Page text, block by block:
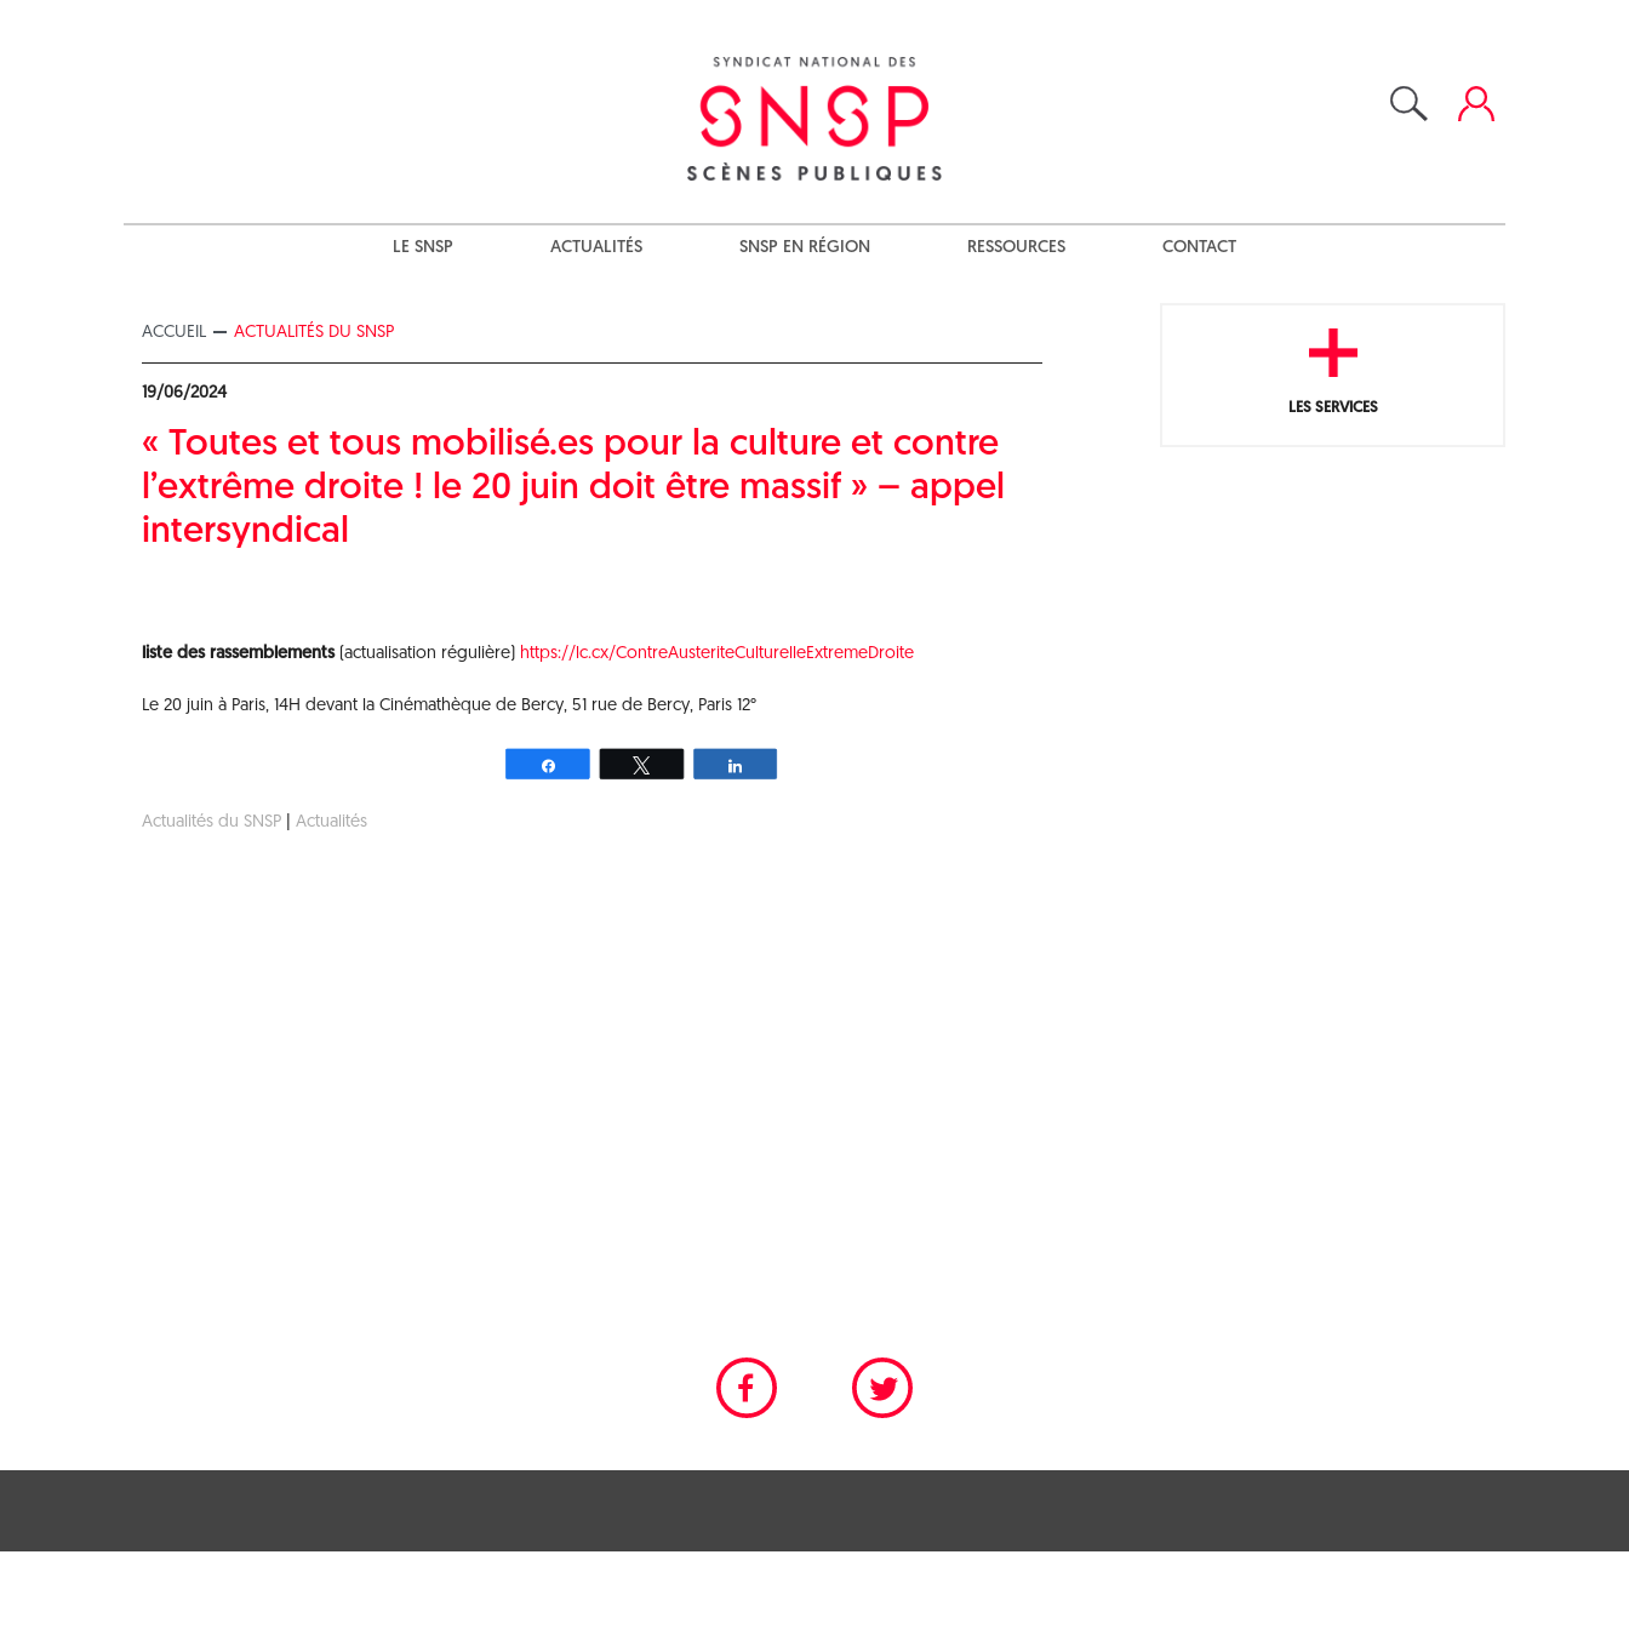
LE SNSP ACTUALITÉS SNSP EN RÉGION RESSOURCES CONTACT
ACCUEIL ACTUALITÉS DU SNSP
19/06/2024
« Toutes et tous mobilisé.es pour la culture et contre
l’extrême droite ! le 20 juin doit être massif » – appel
intersyndical
liste des rassemblements(actualisation régulière) https://lc.cx/ContreAusteriteCulturelleExtremeDroite
Le 20 juin à Paris, 14H devant la Cinémathèque de Bercy, 51 rue de Bercy, Paris 12°
Actualités du SNSP Actualités
LES SERVICES